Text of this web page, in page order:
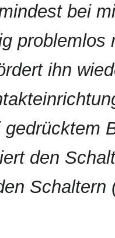
bei
problemlos
ihn
gedrücktem
den
Schaltern